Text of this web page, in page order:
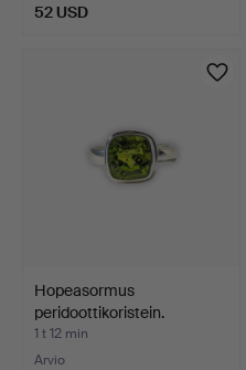
52 USD
Hopeasormus
peridoottikoristein.
1 t 12 min
Arvio